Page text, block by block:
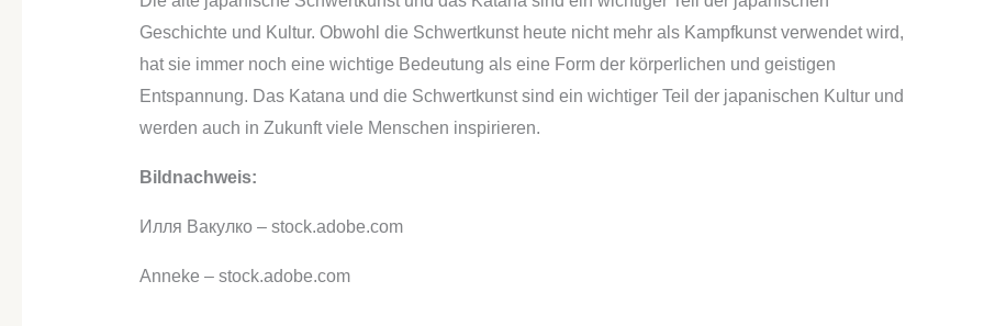
Geschichte und Kultur. Obwohl die Schwertkunst heute nicht mehr als Kampfkunst verwendet wird,
hat sie immer noch eine wichtige Bedeutung als eine Form der körperlichen und geistigen
Entspannung. Das Katana und die Schwertkunst sind ein wichtiger Teil der japanischen Kultur und
werden auch in Zukunft viele Menschen inspirieren.
Bildnachweis:
Илля Вакулко – stock.adobe.com
Anneke – stock.adobe.com